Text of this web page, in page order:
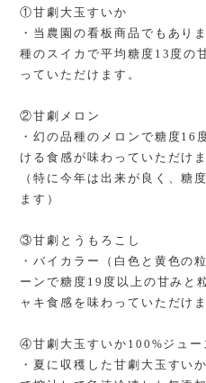
①甘劇大玉すいか
・当農園の看板商品でもあり
種のスイカで平均糖度13度の
っていただけます。
②甘劇メロン
・幻の品種のメロンで糖度16
ける食感が味わっていただけま
（特に今年は出来が良く、糖
ます）
③甘劇とうもろこし
・バイカラー（白色と黄色の
ーンで糖度19度以上の甘みと
ャキ食感を味わっていただけま
④甘劇大玉すいか100%ジュー
・夏に収穫した甘劇大玉すい